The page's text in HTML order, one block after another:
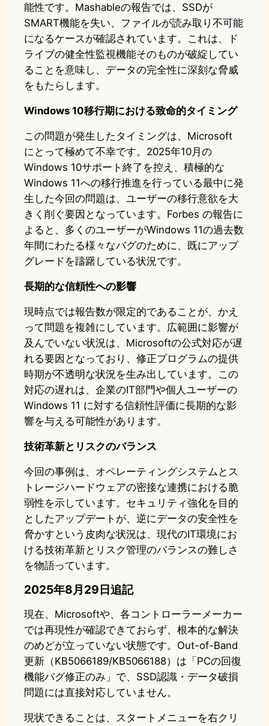
能性です。Mashableの報告では、SSDが
SMART機能を失い、ファイルが読み取り不可能
になるケースが確認されています。これは、ド
ライブの健全性監視機能そのものが破綻してい
ることを意味し、データの完全性に深刻な脅威
をもたらします。
Windows 10移行期における致命的タイミング
この問題が発生したタイミングは、Microsoft
にとって極めて不幸です。2025年10月の
Windows 10サポート終了を控え、積極的な
Windows 11への移行推進を行っている最中に発
生した今回の問題は、ユーザーの移行意欲を大
きく削ぐ要因となっています。Forbes の報告に
よると、多くのユーザーがWindows 11の過去数
年間にわたる様々なバグのために、既にアップ
グレードを躊躇している状況です。
長期的な信頼性への影響
現時点では報告数が限定的であることが、かえ
って問題を複雑にしています。広範囲に影響が
及んでいない状況は、Microsoftの公式対応が遅
れる要因となっており、修正プログラムの提供
時期が不透明な状況を生み出しています。この
対応の遅れは、企業のIT部門や個人ユーザーの
Windows 11 に対する信頼性評価に長期的な影
響を与える可能性があります。
技術革新とリスクのバランス
今回の事例は、オペレーティングシステムとス
トレージハードウェアの密接な連携における脆
弱性を示しています。セキュリティ強化を目的
としたアップデートが、逆にデータの安全性を
脅かすという皮肉な状況は、現代のIT環境にお
ける技術革新とリスク管理のバランスの難しさ
を物語っています。
2025年8月29日追記
現在、Microsoftや、各コントローラーメーカー
では再現性が確認できておらず、根本的な解決
のめどが立っていない状態です。Out-of-Band
更新（KB5066189/KB5066188）は「PCの回復
機能バグ修正のみ」で、SSD認識・データ破損
問題には直接対応していません。
現状できることは、スタートメニューを右クリ